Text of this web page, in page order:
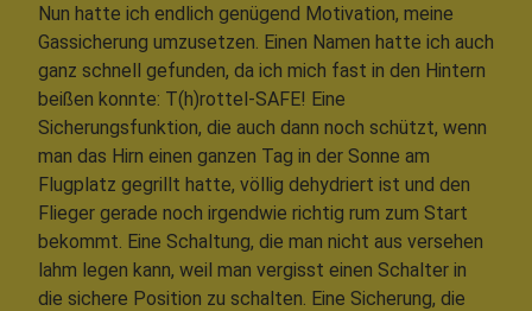
Nun hatte ich endlich genügend Motivation, meine
Gassicherung umzusetzen. Einen Namen hatte ich auch
ganz schnell gefunden, da ich mich fast in den Hintern
beißen konnte: T(h)rottel-SAFE! Eine
Sicherungsfunktion, die auch dann noch schützt, wenn
man das Hirn einen ganzen Tag in der Sonne am
Flugplatz gegrillt hatte, völlig dehydriert ist und den
Flieger gerade noch irgendwie richtig rum zum Start
bekommt. Eine Schaltung, die man nicht aus versehen
lahm legen kann, weil man vergisst einen Schalter in
die sichere Position zu schalten. Eine Sicherung, die